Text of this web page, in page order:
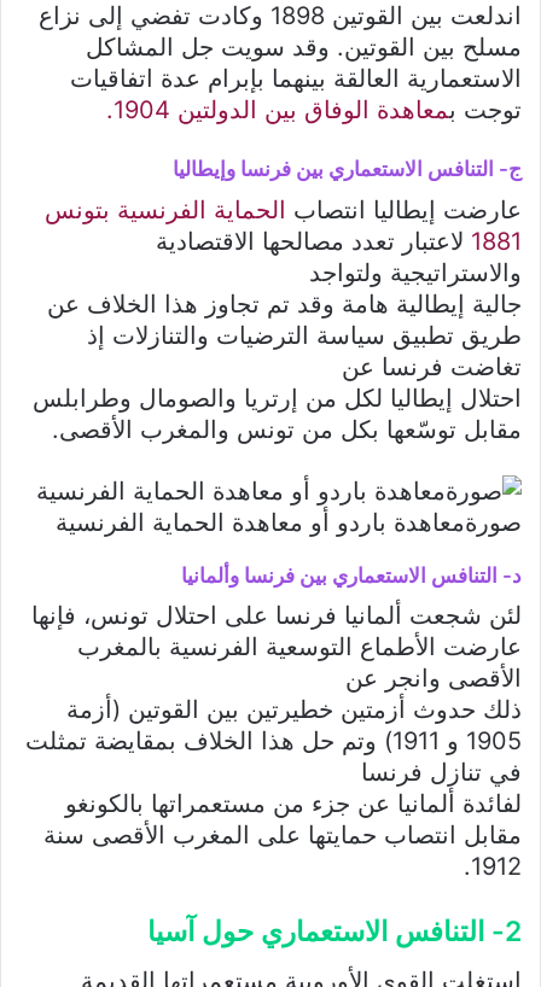
اندلعت بين القوتين 1898 وكادت تفضي إلى نزاع
مسلح بين القوتين. وقد سويت جل المشاكل
الاستعمارية العالقة بينهما بإبرام عدة اتفاقيات
توجت بمعاهدة الوفاق بين الدولتين 1904.
ج- التنافس الاستعماري بين فرنسا وإيطاليا
عارضت إيطاليا انتصاب الحماية الفرنسية بتونس
1881 لاعتبار تعدد مصالحها الاقتصادية
والاستراتيجية ولتواجد
جالية إيطالية هامة وقد تم تجاوز هذا الخلاف عن
طريق تطبيق سياسة الترضيات والتنازلات إذ
تغاضت فرنسا عن
احتلال إيطاليا لكل من إرتريا والصومال وطرابلس
مقابل توسّعها بكل من تونس والمغرب الأقصى.
صورةمعاهدة باردو أو معاهدة الحماية الفرنسية
د- التنافس الاستعماري بين فرنسا وألمانيا
لئن شجعت ألمانيا فرنسا على احتلال تونس، فإنها
عارضت الأطماع التوسعية الفرنسية بالمغرب
الأقصى وانجر عن
ذلك حدوث أزمتين خطيرتين بين القوتين (أزمة
1905 و 1911) وتم حل هذا الخلاف بمقايضة تمثلت
في تنازل فرنسا
لفائدة ألمانيا عن جزء من مستعمراتها بالكونغو
مقابل انتصاب حمايتها على المغرب الأقصى سنة
1912.
2- التنافس الاستعماري حول آسيا
استغلت القوى الأوروبية مستعمراتها القديمة